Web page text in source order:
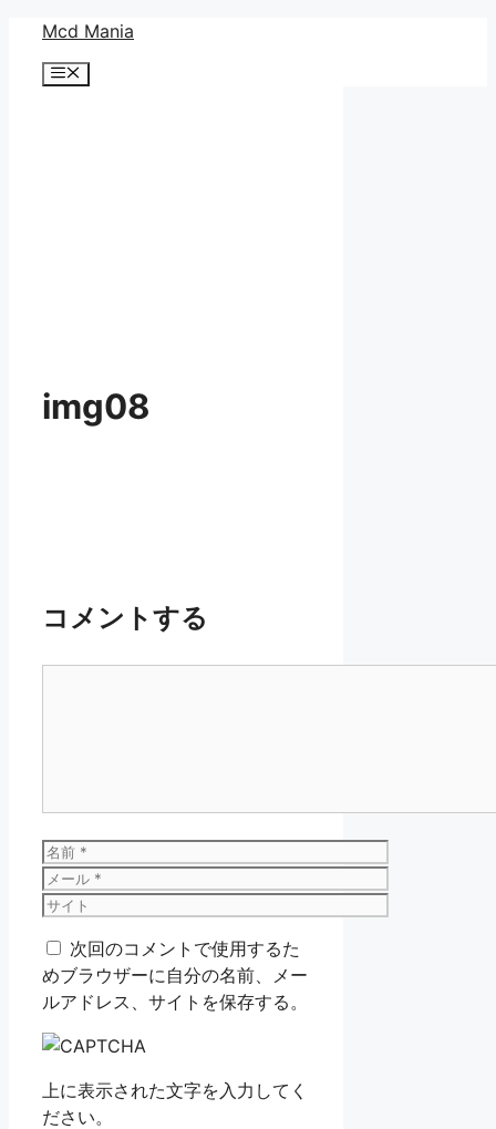
Mcd Mania
メ
img08
コメントする
名
前
メ
ー
サ
ト 次回のコメントで使用するた
めブラウザーに自分の名前、メー
ルアドレス、サイトを保存する。
上に表示された文字を入力してく
ださい。